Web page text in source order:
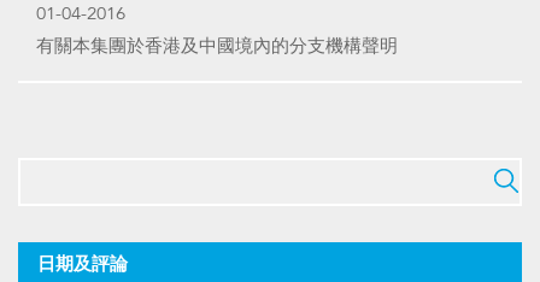
01-04-2016
有關本集團於香港及中國境內的分支機構聲明
日期及評論